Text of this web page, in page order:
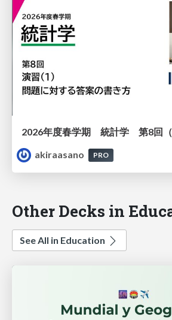
akiraasano
PRO
Other Decks in
See All in Education